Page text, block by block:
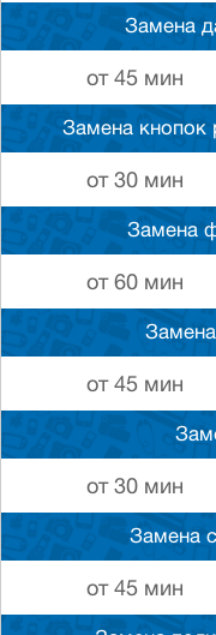
Замена
от 45 мин
Замена кнопок
от 30 мин
Замена
от 60 мин
от 45 мин
от 30 мин
Замена
от 45 мин